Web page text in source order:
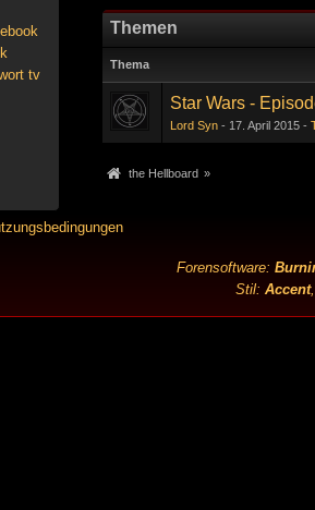
tv
Themen
Thema
Star Wars -
Lord Syn 17. April 2015
the Hellboard »
Forensoftware:
Stil: Accent